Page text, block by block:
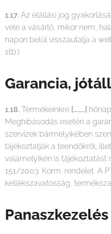
1.17. Az elállási jog
vele a vásárló, mikor nem,
napon belül visszautalja a
stb.)
Garancia,
1.18. Termékeinkre [………]
Meghibásodás esetén a
szervizek bármelyikében
tájékoztatják a teendőkről,
valamelyikén is tájékoztatást
151/2003. Korm. rendelet. A
kellékszavatosság,
Panaszkezelés